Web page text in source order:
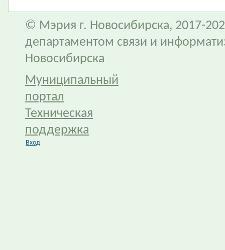
© Мэрия г. Новосибирска, 2017-
департаментом связи и
Новосибирска
Муниципальный
портал
Техническая
поддержка
Вход